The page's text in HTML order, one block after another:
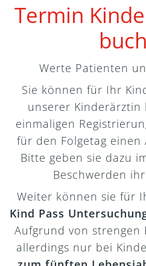
Termin
Werte Patienten
Sie können für Ihr
unserer
einmaligen
für den Folgetag
Bitte geben sie dazu
Beschwerden
Weiter können sie für
Kind Pass
Aufgrund von strengen
allerdings nur bei